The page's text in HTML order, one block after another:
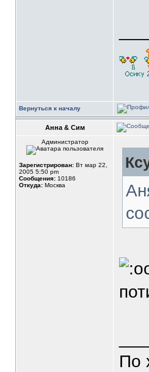
Вернуться к началу
Анна & Сим
Администратор
Зарегистрирован: Вт мар 22,
2005 5:50 pm
Сообщения: 10186
Откуда: Москва
По